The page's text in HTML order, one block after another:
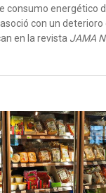
consumo energético
con un deterioro
en la revista JAMA